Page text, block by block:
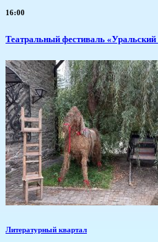
16:00
Театральный фестиваль
Литературный квартал